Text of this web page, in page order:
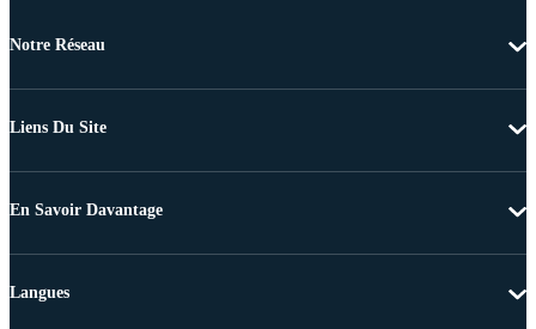
Notre Réseau
Liens Du Site
En Savoir Davantage
Langues